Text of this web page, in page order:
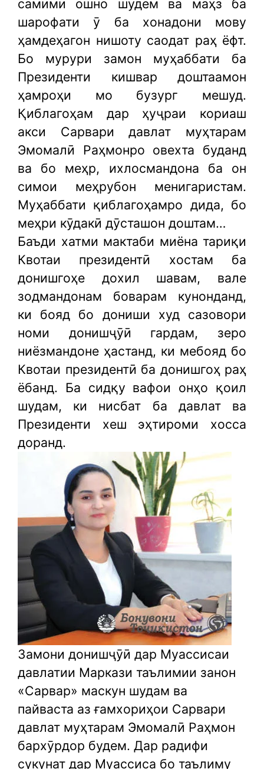
самимӣ ошно шудем ва маҳз ба
шарофати ӯ ба хонадони мову
ҳамдеҳагон нишоту саодат раҳ ёфт.
Бо мурури замон муҳаббати ба
Президенти кишвар доштаамон
ҳамроҳи мо бузург мешуд.
Қиблагоҳам дар ҳуҷраи кориаш
акси Сарвари давлат муҳтарам
Эмомалӣ Раҳмонро овехта буданд
ва бо меҳр, ихлосмандона ба он
симои меҳрубон менигаристам.
Муҳаббати қиблагоҳамро дида, бо
меҳри кӯдакӣ дӯсташон доштам…
Баъди хатми мактаби миёна тариқи
Квотаи президентӣ хостам ба
донишгоҳе дохил шавам, вале
зодмандонам боварам кунонданд,
ки бояд бо дониши худ сазовори
номи донишҷӯӣ гардам, зеро
ниёзмандоне ҳастанд, ки мебояд бо
Квотаи президентӣ ба донишгоҳ раҳ
ёбанд. Ба сидқу вафои онҳо қоил
шудам, ки нисбат ба давлат ва
Президенти хеш эҳтироми хосса
доранд.
Замони донишҷӯӣ дар Муассисаи
давлатии Маркази таълимии занон
«Сарвар» маскун шудам ва
пайваста аз ғамхориҳои Сарвари
давлат муҳтарам Эмомалӣ Раҳмон
бархӯрдор будем. Дар радифи
сукунат дар Муассиса бо таълиму